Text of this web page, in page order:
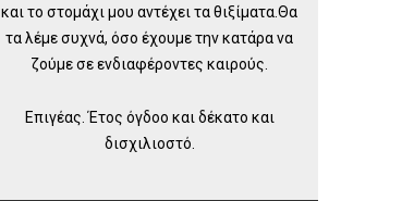
και το στομάχι μου αντέχει τα θιξίματα.Θα
τα λέμε συχνά, όσο έχουμε την κατάρα να
ζούμε σε ενδιαφέροντες καιρούς.
Επιγέας. Έτος όγδοο και δέκατο και
δισχιλιοστό.